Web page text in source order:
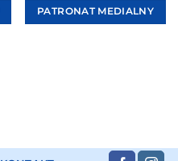
PATRONAT MEDIALNY